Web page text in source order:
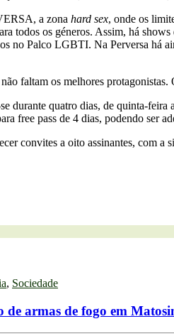
a zona hard sex, onde os
todos os géneros. Assim, há
no Palco LGBTI. Na Perversa há
faltam os melhores
durante quatro dias, de quinta-
free pass de 4 dias, podendo ser
convites a oito assinantes, com a
, Sociedade
de armas de fogo em